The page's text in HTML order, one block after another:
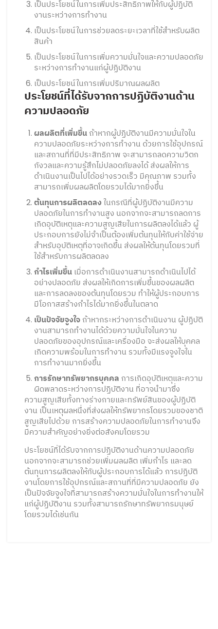
เป็นประโยชน์ในการเพิ่มประสิทธิภาพให้กับผู้ปฏิบัติ
งานระหว่างการทำงาน
เป็นประโยชน์ในการช่วยลดระยะเวลาที่ใช้สำหรับผลิต
สินค้า
เป็นประโยชน์ในการเพิ่มความมั่นใจและความปลอดภัย
ระหว่างการทำงานแก่ผู้ปฏิบัติงาน
เป็นประโยชน์ในการเพิ่มปริมาณผลผลิต
ประโยชน์ที่ได้รับจากการปฏิบัติงานด้าน
ความปลอดภัย
ผลผลิตที่เพิ่มขึ้น ถ้าหากผู้ปฏิบัติงานมีความมั่นใจใน
ความปลอดภัยระหว่างการทำงาน ด้วยการใช้อุปกรณ์
และสถานที่ที่มีประสิทธิภาพ จะสามารถลดความวิตก
กังวลและความรู้สึกไม่ปลอดภัยลงได้ ส่งผลให้การ
ดำเนินงานเป็นไปได้อย่างรวดเร็ว มีคุณภาพ รวมทั้ง
สามารถเพิ่มผลผลิตโดยรวมได้มากยิ่งขึ้น
ต้นทุนการผลิตลดลง ในกรณีที่ผู้ปฏิบัติงานมีความ
ปลอดภัยในการทำงานสูง นอกจากจะสามารถลดการ
เกิดอุบัติเหตุและความสูญเสียในการผลิตลงได้แล้ว ผู้
ประกอบการยังไม่จำเป็นต้องเพิ่มต้นทุนให้กับค่าใช้จ่าย
สำหรับอุบัติเหตุที่อาจเกิดขึ้น ส่งผลให้ต้นทุนโดยรวมที่
ใช้สำหรับการผลิตลดลง
กำไรเพิ่มขึ้น เมื่อการดำเนินงานสามารถดำเนินไปได้
อย่างปลอดภัย ส่งผลให้เกิดการเพิ่มขึ้นของผลผลิต
และการลดลงของต้นทุนโดยรวม ทำให้ผู้ประกอบการ
มีโอกาสสร้างกำไรได้มากยิ่งขึ้นในตลาด
เป็นปัจจัยจูงใจ ถ้าหากระหว่างการดำเนินงาน ผู้ปฏิบัติ
งานสามารถทำงานได้ด้วยความมั่นใจในความ
ปลอดภัยของอุปกรณ์และเครื่องมือ จะส่งผลให้บุคคล
เกิดความพร้อมในการทำงาน รวมทั้งมีแรงจูงใจใน
การทำงานมากยิ่งขึ้น
การรักษาทรัพยากรบุคคล การเกิดอุบัติเหตุและความ
ผิดพลาดระหว่างการปฏิบัติงาน ที่อาจนำมาซึ่ง
ความสูญเสียทั้งทางร่างกายและทรัพย์สินของผู้ปฏิบัติ
งาน เป็นเหตุผลหนึ่งที่ส่งผลให้ทรัพยากรโดยรวมของชาติ
สูญเสียไปด้วย การสร้างความปลอดภัยในการทำงานจึง
มีความสำคัญอย่างยิ่งต่อสังคมโดยรวม
ประโยชน์ที่ได้รับจากการปฏิบัติงานด้านความปลอดภัย
นอกจากจะสามารถช่วยเพิ่มผลผลิต เพิ่มกำไร และลด
ต้นทุนการผลิตลงให้กับผู้ประกอบการได้แล้ว การปฏิบัติ
งานโดยการใช้อุปกรณ์และสถานที่ที่มีความปลอดภัย ยัง
เป็นปัจจัยจูงใจที่สามารถสร้างความมั่นใจในการทำงานให้
แก่ผู้ปฏิบัติงาน รวมทั้งสามารถรักษาทรัพยากรมนุษย์
โดยรวมได้เช่นกัน